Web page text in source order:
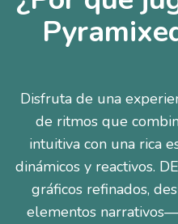
Disfruta de una
de ritmos que
intuitiva con una rica
dinámicos y reactivos.
gráficos refinados,
elementos